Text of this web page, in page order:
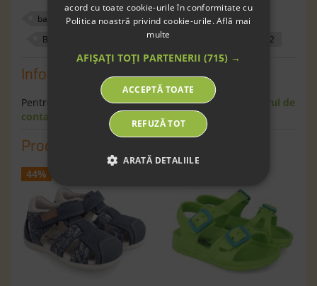
baieti sandale exterior
320088
Bleumarin
29 22
Informaţii
Pentru informaţii suplimentare scrie-ne pe
formularul de
contact
Produse similare
44%
acord cu toate cookie-urile în conformitate cu
Politica noastră privind cookie-urile.Află mai
multe
AFIȘAȚI TOȚI PARTENERII (715) →
ACCEPTĂ TOATE
REFUZĂ TOT
ARATĂ DETALIILE